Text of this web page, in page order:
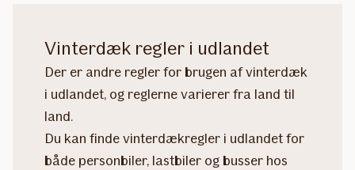
Vinterdæk regler i udlandet
Der er andre regler for brugen af vinterdæk
i udlandet, og reglerne varierer fra land til
land.
Du kan finde vinterdækregler i udlandet for
både personbiler, lastbiler og busser hos